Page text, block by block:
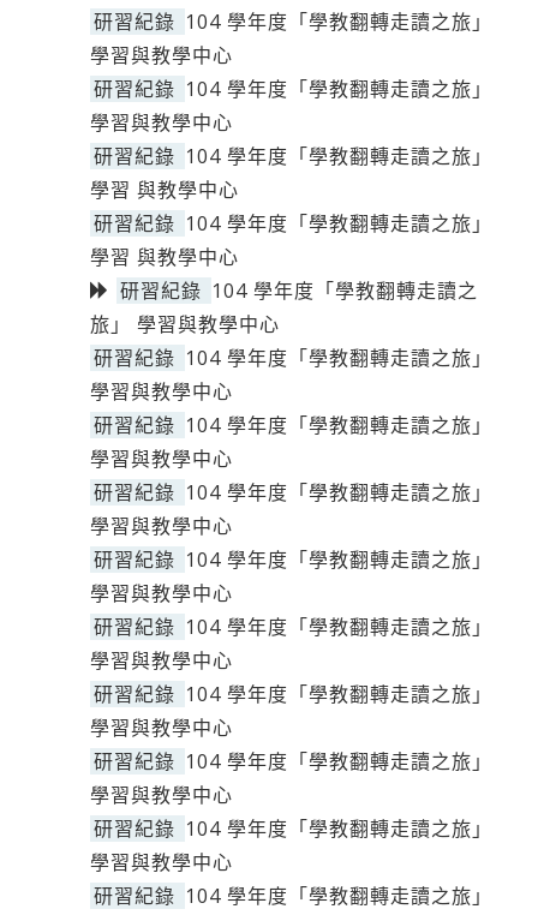
研習紀錄 104 學年度「學教翻轉走讀之旅」
學習與教學中心
研習紀錄 104 學年度「學教翻轉走讀之旅」
學習與教學中心
研習紀錄 104 學年度「學教翻轉走讀之旅」
學習 與教學中心
研習紀錄 104 學年度「學教翻轉走讀之旅」
學習 與教學中心
研習紀錄 104 學年度「學教翻轉走讀之
旅」 學習與教學中心
研習紀錄 104 學年度「學教翻轉走讀之旅」
學習與教學中心
研習紀錄 104 學年度「學教翻轉走讀之旅」
學習與教學中心
研習紀錄 104 學年度「學教翻轉走讀之旅」
學習與教學中心
研習紀錄 104 學年度「學教翻轉走讀之旅」
學習與教學中心
研習紀錄 104 學年度「學教翻轉走讀之旅」
學習與教學中心
研習紀錄 104 學年度「學教翻轉走讀之旅」
學習與教學中心
研習紀錄 104 學年度「學教翻轉走讀之旅」
學習與教學中心
研習紀錄 104 學年度「學教翻轉走讀之旅」
學習與教學中心
研習紀錄 104 學年度「學教翻轉走讀之旅」